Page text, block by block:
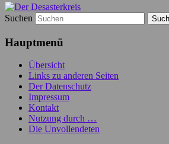
Suchen
Hauptmenü
Übersicht
Links zu anderen Seiten
Der Datenschutz
Impressum
Kontakt
Nutzung durch …
Die Unvollendeten